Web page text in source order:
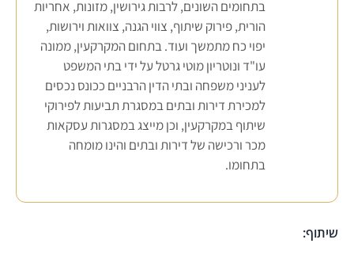
בתחומים השונים, לרבות גירושין, מזונות, אחריות
הורית, פירוק שיתוף, צווי הגנה, צוואות וירושות,
יפוי כח מתמשך ועוד. בתחום המקרקעין, ממונה
עו"ד ונוטריון מוטי גרטל על ידי בתי המשפט
לעניני משפחה ובתי הדין הרבניים ככונס נכסים
למכירת דירות ובתים במסגרת תביעות לפירוקי
שיתוף במקרקעין, וכן מייצג במסגרות עסקאות
מכר ורכישה של דירות ובתים והינו מומחה
בתחומו.
שיתוף: